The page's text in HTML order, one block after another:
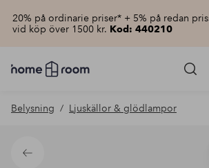
20% på ordinarie priser* + 5% på redan
vid köp över 1500 kr. Kod: 440210
Homeroom
–
hemmet
pris
Belysning Ljuskällor & glödlampor
Tillbaka